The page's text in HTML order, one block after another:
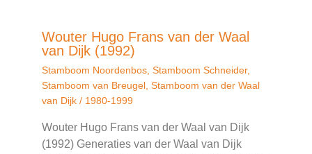
Wouter Hugo Frans van der Waal
van Dijk (1992)
Stamboom Noordenbos, Stamboom Schneider,
Stamboom van Breugel, Stamboom van der Waal
van Dijk / 1980-1999
Wouter Hugo Frans van der Waal van Dijk
(1992) Generaties van der Waal van Dijk